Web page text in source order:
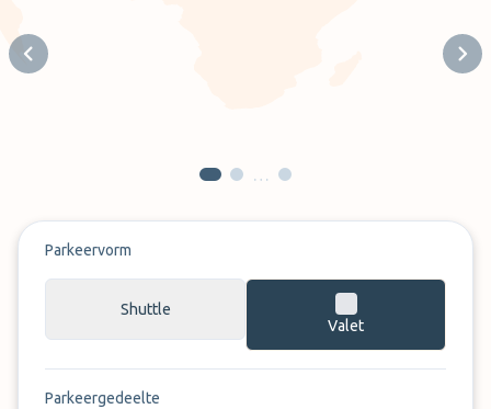
Previous slide
…
Parkeervorm
Shuttle
Valet
Parkeergedeelte